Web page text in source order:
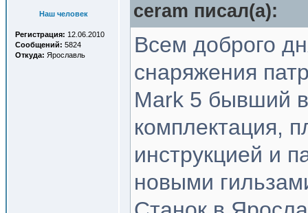
Наш человек
Регистрация: 12.06.2010
Сообщений: 5824
Откуда: Ярославль
ceram писал(a):
Всем доброго
снаряжения
Mark 5 бывший
комплектация,
инструкцией и
новыми